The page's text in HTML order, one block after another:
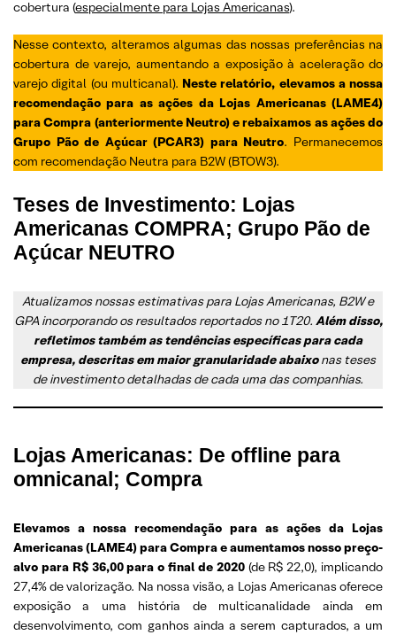
cobertura (especialmente para Lojas Americanas).
Nesse contexto, alteramos algumas das nossas preferências na
cobertura de varejo, aumentando a exposição à aceleração do
varejo digital (ou multicanal). Neste relatório, elevamos a nossa
recomendação para as ações da Lojas Americanas (LAME4)
para Compra (anteriormente Neutro) e rebaixamos as ações do
Grupo Pão de Açúcar (PCAR3) para Neutro. Permanecemos
com recomendação Neutra para B2W (BTOW3).
Teses de Investimento: Lojas
Americanas COMPRA; Grupo Pão de
Açúcar NEUTRO
Atualizamos nossas estimativas para Lojas Americanas, B2W e
GPA incorporando os resultados reportados no 1T20. Além disso,
refletimos também as tendências específicas para cada
empresa, descritas em maior granularidade abaixonas teses
de investimento detalhadas de cada uma das companhias.
Lojas Americanas: De offline para
omnicanal; Compra
Elevamos a nossa recomendação para as ações da Lojas
Americanas (LAME4) para Compra e aumentamos nosso preço-
alvo para R$ 36,00 para o final de 2020(de R$ 22,0), implicando
27,4% de valorização. Na nossa visão, a Lojas Americanas oferece
exposição a uma história de multicanalidade ainda em
desenvolvimento, com ganhos ainda a serem capturados, a um